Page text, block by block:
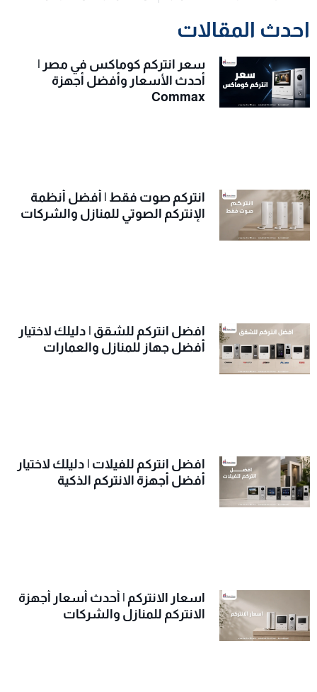
احدث المقالات
سعر انتركم كوماكس في مصر |
أحدث الأسعار وأفضل أجهزة
Commax
انتركم صوت فقط | أفضل أنظمة
الإنتركم الصوتي للمنازل والشركات
افضل انتركم للشقق | دليلك لاختيار
أفضل جهاز للمنازل والعمارات
افضل انتركم للفيلات | دليلك لاختيار
أفضل أجهزة الانتركم الذكية
اسعار الانتركم | أحدث أسعار أجهزة
الانتركم للمنازل والشركات